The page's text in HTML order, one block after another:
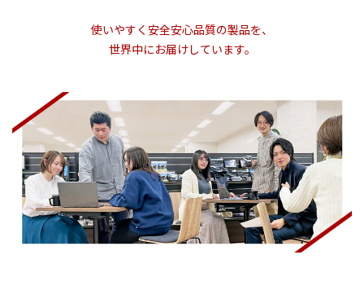
使いやすく安全安心品質の製品を、
世界中にお届けしています。